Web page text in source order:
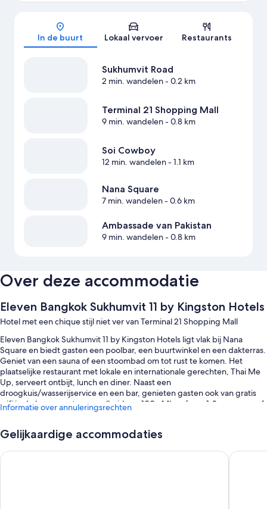
Kaart
In de buurt Lokaal vervoer Restaurants
Sukhumvit Road
2 min. wandelen- 0.2 km
Terminal 21 Shopping Mall
9 min. wandelen- 0.8 km
Soi Cowboy
12 min. wandelen- 1.1 km
Nana Square
7 min. wandelen- 0.6 km
Ambassade van Pakistan
9 min. wandelen- 0.8 km
Over deze accommodatie
Eleven Bangkok Sukhumvit 11 by Kingston Hotels
Hotel met een chique stijl niet ver van Terminal 21 Shopping Mall
Eleven Bangkok Sukhumvit 11 by Kingston Hotels ligt vlak bij Nana
Square en biedt gasten een poolbar, een buurtwinkel en een dakterras.
Geniet van een sauna of een stoombad om tot rust te komen. Het
plaatselijke restaurant met lokale en internationale gerechten, Thai Me
Up, serveert ontbijt, lunch en diner. Naast een
droogkuis/wasserijservice en een bar, genieten gasten ook van gratis
wifi in de kamer met een snelheid van 100+ Mbps (voor 1-2 personen of
Andere voordelen zijn:
Een buitenzwembad en een kinderzwembad met parasols bij het
Informatie over annuleringsrechten
Gelijkaardige accommodaties
Ambassador Bangkok Hotel Solitaire